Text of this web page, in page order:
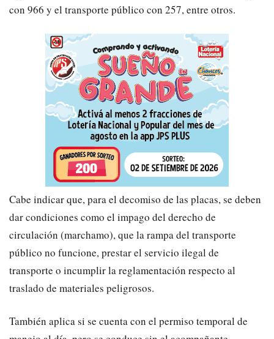
con 966 y el transporte público con 257, entre otros.
​Cabe indicar que, para el decomiso de las placas, se deben
dar condiciones como el impago del derecho de
circulación (marchamo), que la rampa del transporte
público no funcione, prestar el servicio ilegal de
transporte o incumplir la reglamentación respecto al
traslado de materiales peligrosos.
​También aplica si se cuenta con el permiso temporal de